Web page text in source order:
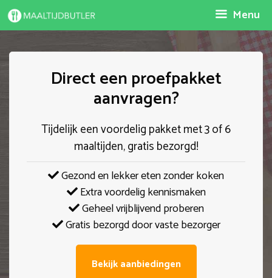
Spring
naar
Menu
Direct een proefpakket
aanvragen?
Tijdelijk een voordelig pakket met 3 of 6
maaltijden, gratis bezorgd!
Gezond en lekker eten zonder koken
Extra voordelig kennismaken
Geheel vrijblijvend proberen
Gratis bezorgd door vaste bezorger
Bekijk aanbiedingen